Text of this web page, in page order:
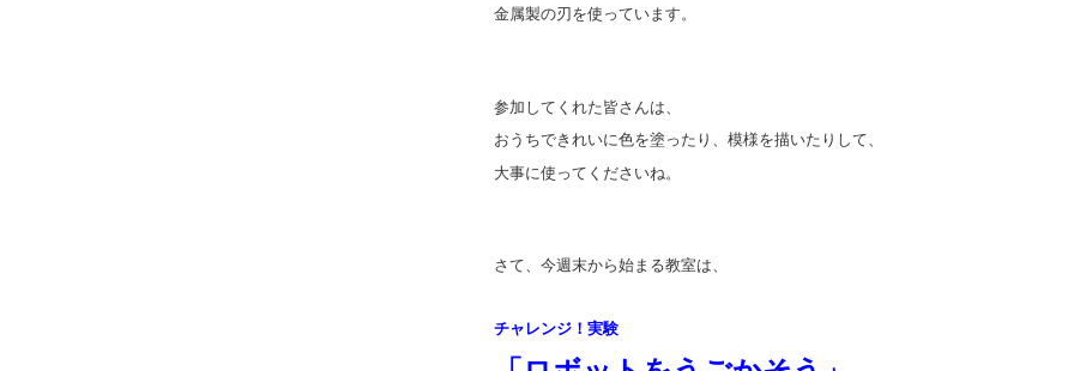
金属製の刃を使っています。
参加してくれた皆さんは、
おうちできれいに色を塗ったり、模様を描いたりして、
大事に使ってくださいね。
さて、今週末から始まる教室は、
チャレンジ！実験